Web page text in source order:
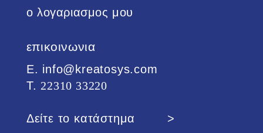
ο λογαριασμος μου
επικοινωνια
Ε. info@kreatosys.com
Τ. 22310 33220
Δείτε το κατάστημα >